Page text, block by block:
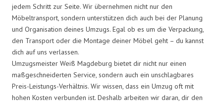
jedem Schritt zur Seite. Wir übernehmen nicht nur den
Möbeltransport, sondern unterstützen dich auch bei der Planung
und Organisation deines Umzugs. Egal ob es um die Verpackung,
den Transport oder die Montage deiner Möbel geht – du kannst
dich auf uns verlassen.
Umzugsmeister Weiß Magdeburg bietet dir nicht nur einen
maßgeschneiderten Service, sondern auch ein unschlagbares
Preis-Leistungs-Verhältnis. Wir wissen, dass ein Umzug oft mit
hohen Kosten verbunden ist. Deshalb arbeiten wir daran, dir den